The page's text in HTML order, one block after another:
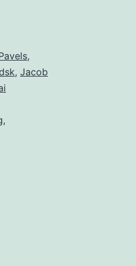
,
, Jacob
,